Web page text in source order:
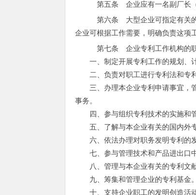
第五条 企业应有一名副厂长（
第六条 大型企业可指定有关
企业可根据工作需要，明确负责这项
第七条 企业专利工作机构的
一、制定开展专利工作的规划、计
二、负责对职工进行专利法和专利
三、办理本企业专利申请事宜，管
事务。
四、参与组织专利技术的实施和管
五、了解与本企业有关的国内外专
六、依法办理对职务发明专利的发
七、参与管理技术和产品进出口中
八、管理与本企业有关的专利文献
九、筹集和管理企业的专利基金。
十、支持企业职工的发明创造活动